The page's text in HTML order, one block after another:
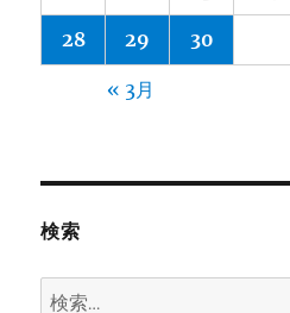
28 29 30
« 3月
検索
検